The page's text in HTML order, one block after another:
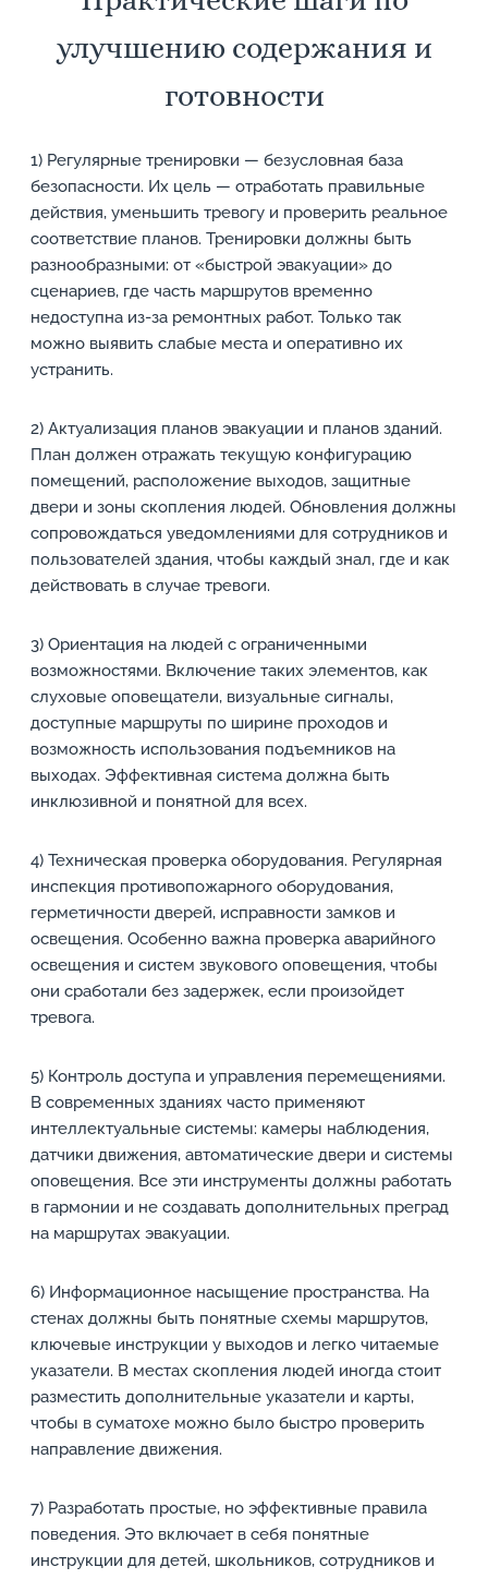
улучшению содержания и
готовности
1) Регулярные тренировки — безусловная база
безопасности. Их цель — отработать правильные
действия, уменьшить тревогу и проверить реальное
соответствие планов. Тренировки должны быть
разнообразными: от «быстрой эвакуации» до
сценариев, где часть маршрутов временно
недоступна из-за ремонтных работ. Только так
можно выявить слабые места и оперативно их
устранить.
2) Актуализация планов эвакуации и планов зданий.
План должен отражать текущую конфигурацию
помещений, расположение выходов, защитные
двери и зоны скопления людей. Обновления должны
сопровождаться уведомлениями для сотрудников и
пользователей здания, чтобы каждый знал, где и как
действовать в случае тревоги.
3) Ориентация на людей с ограниченными
возможностями. Включение таких элементов, как
слуховые оповещатели, визуальные сигналы,
доступные маршруты по ширине проходов и
возможность использования подъемников на
выходах. Эффективная система должна быть
инклюзивной и понятной для всех.
4) Техническая проверка оборудования. Регулярная
инспекция противопожарного оборудования,
герметичности дверей, исправности замков и
освещения. Особенно важна проверка аварийного
освещения и систем звукового оповещения, чтобы
они сработали без задержек, если произойдет
тревога.
5) Контроль доступа и управления перемещениями.
В современных зданиях часто применяют
интеллектуальные системы: камеры наблюдения,
датчики движения, автоматические двери и системы
оповещения. Все эти инструменты должны работать
в гармонии и не создавать дополнительных преград
на маршрутах эвакуации.
6) Информационное насыщение пространства. На
стенах должны быть понятные схемы маршрутов,
ключевые инструкции у выходов и легко читаемые
указатели. В местах скопления людей иногда стоит
разместить дополнительные указатели и карты,
чтобы в суматохе можно было быстро проверить
направление движения.
7) Разработать простые, но эффективные правила
поведения. Это включает в себя понятные
инструкции для детей, школьников, сотрудников и